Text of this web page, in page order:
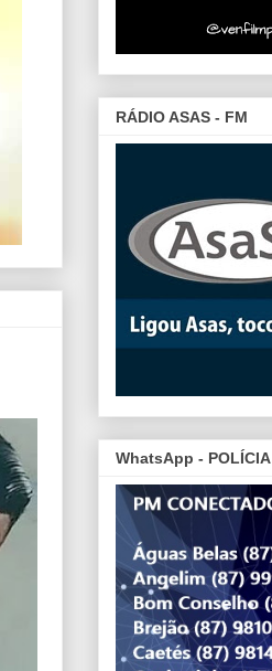
RÁDIO ASAS - FM
WhatsApp - POLÍCIA